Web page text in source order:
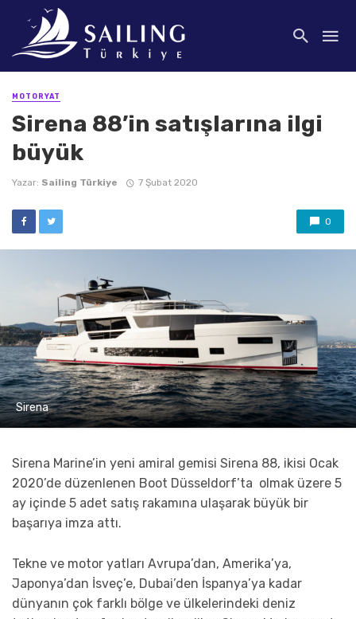
MOTORYAT
Sirena 88’in satışlarına ilgi
büyük
Yazar: Sailing Türkiye 7 Şubat 2020
0
Sirena
Sirena Marine’in yeni amiral gemisi Sirena 88, ikisi Ocak
2020’de düzenlenen Boot Düsseldorf’ta olmak üzere 5
ay içinde 5 adet satış rakamına ulaşarak büyük bir
başarıya imza attı.
Tekne ve motor yatları Avrupa’dan, Amerika’ya,
Japonya’dan İsveç’e, Dubai’den İspanya’ya kadar
dünyanın çok farklı bölge ve ülkelerindeki deniz